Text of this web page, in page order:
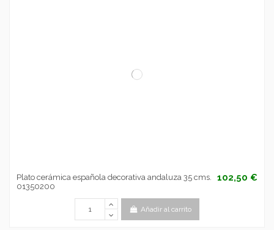
Plato cerámica española decorativa andaluza 35 cms.
01350200
102,50 €
Añadir al carrito